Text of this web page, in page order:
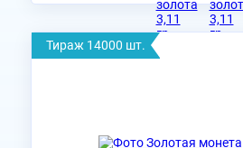
Тираж 14000 шт.